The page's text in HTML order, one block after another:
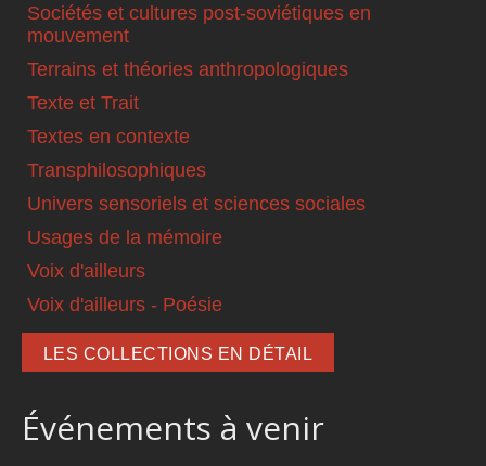
Sociétés et cultures post-soviétiques en
mouvement
Terrains et théories anthropologiques
Texte et Trait
Textes en contexte
Transphilosophiques
Univers sensoriels et sciences sociales
Usages de la mémoire
Voix d'ailleurs
Voix d'ailleurs - Poésie
LES COLLECTIONS EN DÉTAIL
Événements à venir